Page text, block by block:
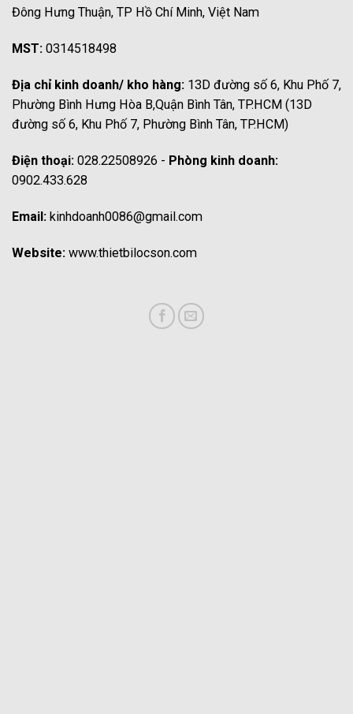
Đông Hưng Thuận, TP Hồ Chí Minh, Việt Nam
MST: 0314518498
Địa chỉ kinh doanh/ kho hàng: 13D đường số 6, Khu Phố 7,
Phường Bình Hưng Hòa B,Quận Bình Tân, TP.HCM (13D
đường số 6, Khu Phố 7, Phường Bình Tân, TP.HCM)
Điện thoại: 028.22508926 - Phòng kinh doanh:
0902.433.628
Email: kinhdoanh0086@gmail.com
Website: www.thietbilocson.com